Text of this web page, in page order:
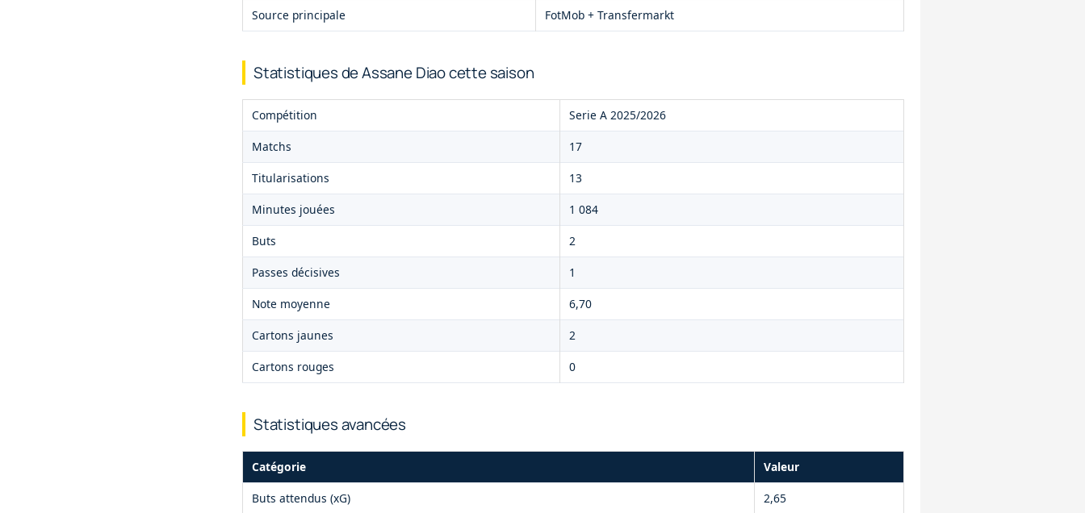
Source principale FotMob + Transfermarkt
Statistiques de Assane Diao cette saison
Compétition Serie A 2025/2026
Matchs 17
Titularisations 13
Minutes jouées 1 084
Buts 2
Passes décisives 1
Note moyenne 6,70
Cartons jaunes 2
Cartons rouges 0
Statistiques avancées
Catégorie Valeur
Buts attendus (xG) 2,65